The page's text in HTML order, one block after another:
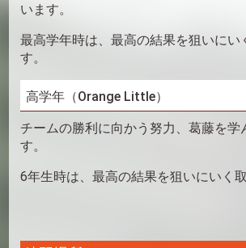
います。
最高学年時は、最高の結果を狙いにい
す。
高学年（Orange Little）
チームの勝利に向かう努力、葛藤を学
す。
6年生時は、最高の結果を狙いにいく取